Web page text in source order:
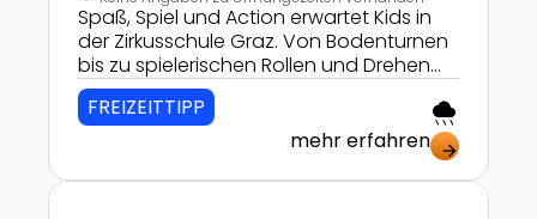
Spaß, Spiel und Action erwartet Kids in
der Zirkusschule Graz. Von Bodenturnen
bis zu spielerischen Rollen und Drehen
warten zahlreiche Übungen auf die Kids.
FREIZEITTIPP rainy
mehr erfahren arrow_forward
Zur Detailseite von Einstein Junior